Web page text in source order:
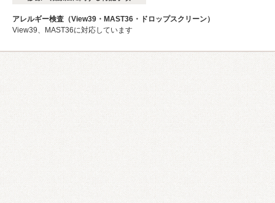
アレルギー検査（View39・MAST36・ドロップスクリーン）
View39、MAST36に対応しています